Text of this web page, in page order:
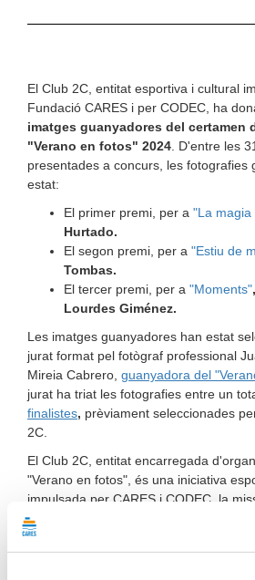
El Club 2C, entitat esportiva i cultural
Fundació CARES i per CODEC, ha
imatges guanyadores del certamen
"Verano en fotos" 2024 . D'entre les
presentades a concurs, les fotografies
estat:
El primer premi, per a "La magia
Hurtado.
El segon premi, per a "Estiu de
Tombas.
El tercer premi, per a "Moments",
Lourdes Giménez.
Les imatges guanyadores han estat
jurat format pel fotògraf professional
Mireia Cabrero, guanyadora del
jurat ha triat les fotografies entre un
finalistes, prèviament seleccionades
2C.
El Club 2C, entitat encarregada
"Verano en fotos", és una iniciativa
impulsada per CARES i CODEC, la
enllà de la inclusió laboral fomentada
germanes. El seu propòsit és
cultural mitjançant la pràctica